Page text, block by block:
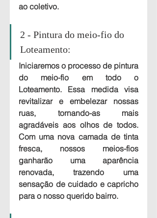
ao coletivo.
2 - Pintura do meio-fio do
Loteamento:
Iniciaremos o processo de pintura
do meio-fio em todo o
Loteamento. Essa medida visa
revitalizar e embelezar nossas
ruas, tornando-as mais
agradáveis ​​aos olhos de todos.
Com uma nova camada de tinta
fresca, nossos meios-fios
ganharão uma aparência
renovada, trazendo uma
sensação de cuidado e capricho
para o nosso querido bairro.